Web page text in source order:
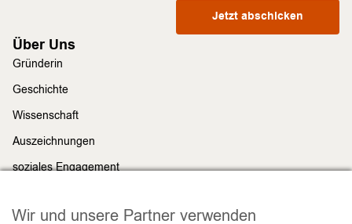
Jetzt abschicken
Über Uns
Gründerin
Geschichte
Wissenschaft
Auszeichnungen
soziales Engagement
Rechtliches
Wir und unsere Partner verwenden